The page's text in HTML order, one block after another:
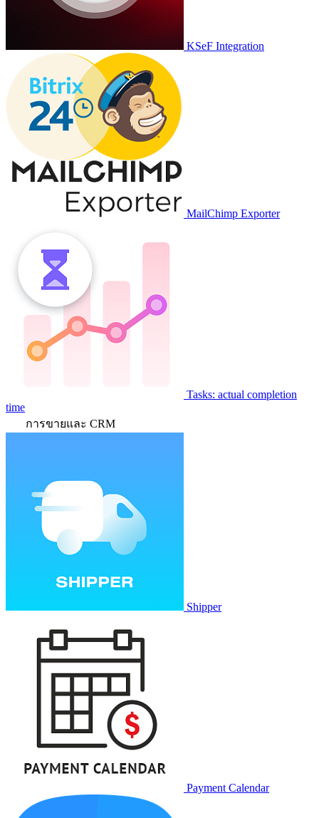
KSeF Integration
MailChimp Exporter
Tasks: actual completion
time
การขายและ CRM
Shipper
Payment Calendar